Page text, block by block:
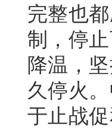
完整也
制，停
降温，
久停火
于止战